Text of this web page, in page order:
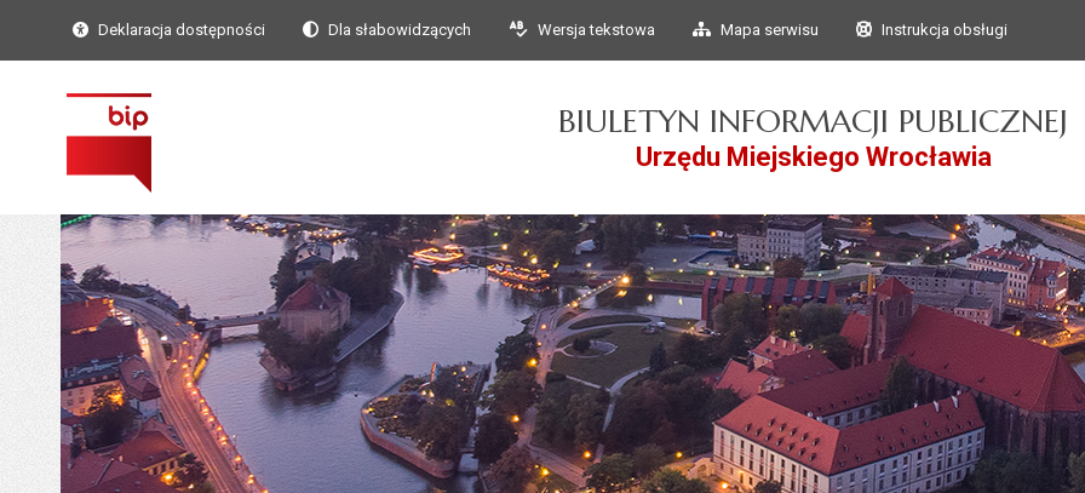
Przejdź do głównego
Przejdź do treści
Deklaracja dostępności Dla słabowidzących Wersja tekstowa Mapa serwisu Instrukcja obsługi
BIULETYN INFORMACJI PUBLICZNEJ
Urzędu Miejskiego Wrocławia